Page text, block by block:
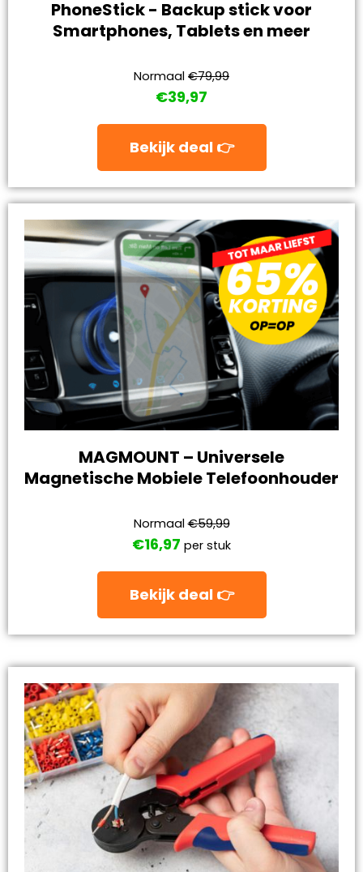
PhoneStick - Backup stick voor
Smartphones, Tablets en meer
Normaal €79,99
€39,97
Bekijk deal 👉
MAGMOUNT – Universele
Magnetische Mobiele Telefoonhouder
Normaal€59,99
€16,97 per stuk
Bekijk deal 👉